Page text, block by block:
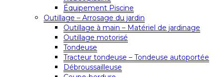
Équipement Piscine
Outillage – Arrosage du jardin
Outillage à main – Matériel de jardinage
Outillage motorisé
Tondeuse
Tracteur tondeuse – Tondeuse autoportée
Débroussailleuse